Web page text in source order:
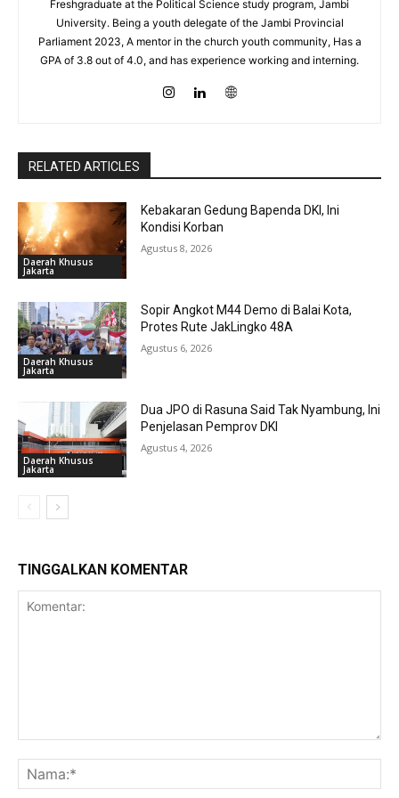
Freshgraduate at the Political Science study program, Jambi
University. Being a youth delegate of the Jambi Provincial
Parliament 2023, A mentor in the church youth community, Has a
GPA of 3.8 out of 4.0, and has experience working and interning.
RELATED ARTICLES
Daerah Khusus
Jakarta
Kebakaran Gedung Bapenda DKI, Ini
Kondisi Korban
Agustus 8, 2026
Daerah Khusus
Jakarta
Sopir Angkot M44 Demo di Balai Kota,
Protes Rute JakLingko 48A
Agustus 6, 2026
Daerah Khusus
Jakarta
Dua JPO di Rasuna Said Tak Nyambung, Ini
Penjelasan Pemprov DKI
Agustus 4, 2026
TINGGALKAN KOMENTAR